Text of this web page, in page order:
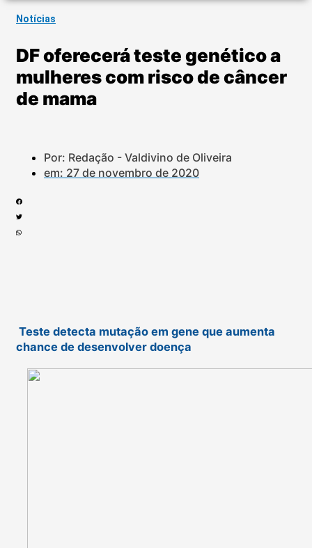
Notícias
DF oferecerá teste genético a
mulheres com risco de câncer
de mama
Por: Redação - Valdivino de Oliveira
em: 27 de novembro de 2020
Teste detecta mutação em gene que aumenta
chance de desenvolver doença